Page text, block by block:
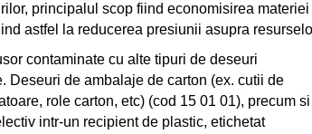
principalul scop fiind economisirea
astfel la reducerea presiunii asupra
contaminate cu alte tipuri de deseuri
Deseuri de ambalaje de carton (ex. cutii de
role carton, etc) (cod 15 01 01), precum si
intr-un recipient de plastic, etichetat